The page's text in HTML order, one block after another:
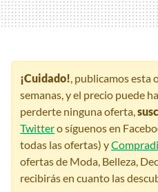
¡Cuidado!, publicamos esta
semanas, y el precio puede
perderte ninguna oferta,
Twittero síguenos en
todas las ofertas) y
ofertas de Moda, Belleza,
recibirás en cuanto las